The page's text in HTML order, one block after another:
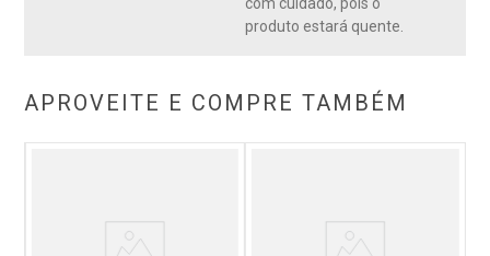
com cuidado, pois o
produto estará quente.
APROVEITE E COMPRE TAMBÉM